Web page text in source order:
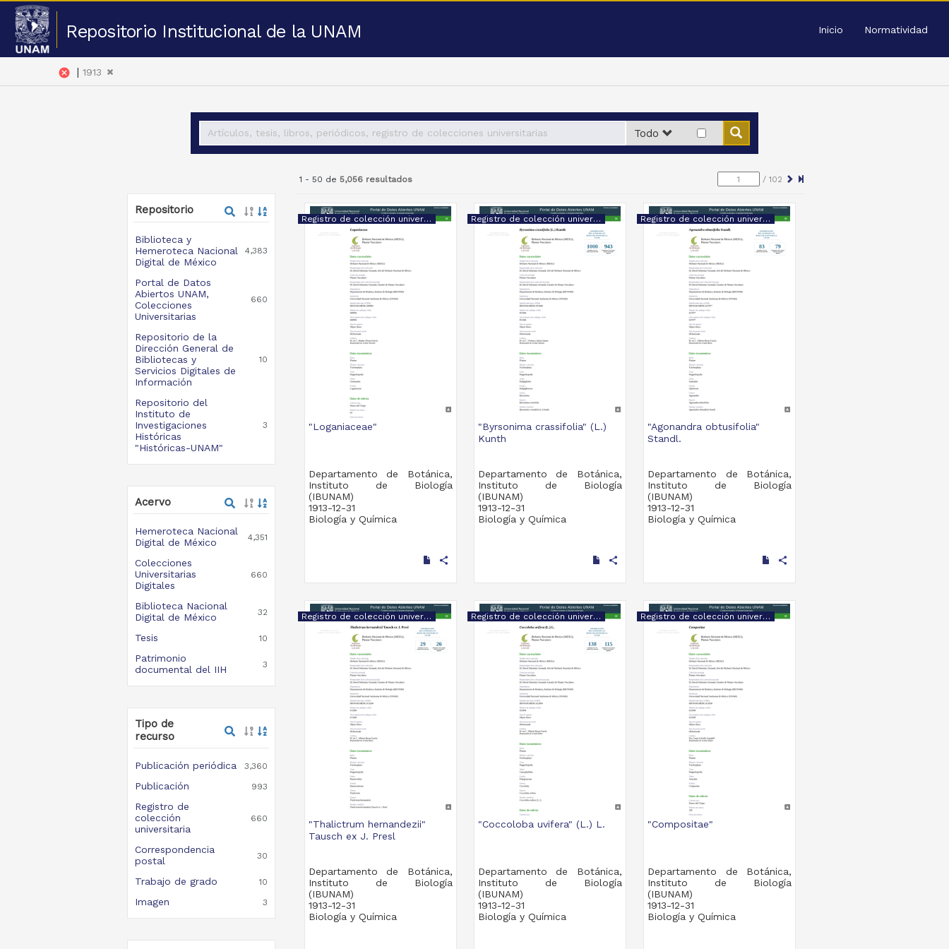
Repositorio Institucional de la UNAM Inicio Normatividad
Todo
cancel | 1913
Repositorio
Biblioteca y
Hemeroteca Nacional
Digital de México
4,383
Portal de Datos
Abiertos UNAM,
Colecciones
Universitarias
660
Repositorio de la
Dirección General de
Bibliotecas y
Servicios Digitales de
Información
10
Repositorio del
Instituto de
Investigaciones
Históricas
"Históricas-UNAM"
3
Acervo
Hemeroteca Nacional
Digital de México
4,351
Colecciones
Universitarias
Digitales
660
Biblioteca Nacional
Digital de México
32
Tesis 10
Patrimonio
documental del IIH
3
Tipo de
recurso
Publicación periódica 3,360
Publicación 993
Registro de
colección
universitaria
660
Correspondencia
postal
30
Trabajo de grado 10
Imagen 3
1 - 50 de 5,056 resultados / 102
Registro de colección universitaria
"Loganiaceae"
Departamento de Botánica,
Instituto de Biología
(IBUNAM)
1913-12-31
Biología y Química
share
Registro de colección universitaria
"Byrsonima crassifolia" (L.)
Kunth
Departamento de Botánica,
Instituto de Biología
(IBUNAM)
1913-12-31
Biología y Química
share
Registro de colección universitaria
"Agonandra obtusifolia"
Standl.
Departamento de Botánica,
Instituto de Biología
(IBUNAM)
1913-12-31
Biología y Química
share
Registro de colección universitaria
"Thalictrum hernandezii"
Tausch ex J. Presl
Departamento de Botánica,
Instituto de Biología
(IBUNAM)
1913-12-31
Biología y Química
Registro de colección universitaria
"Coccoloba uvifera" (L.) L.
Departamento de Botánica,
Instituto de Biología
(IBUNAM)
1913-12-31
Biología y Química
Registro de colección universitaria
"Compositae"
Departamento de Botánica,
Instituto de Biología
(IBUNAM)
1913-12-31
Biología y Química